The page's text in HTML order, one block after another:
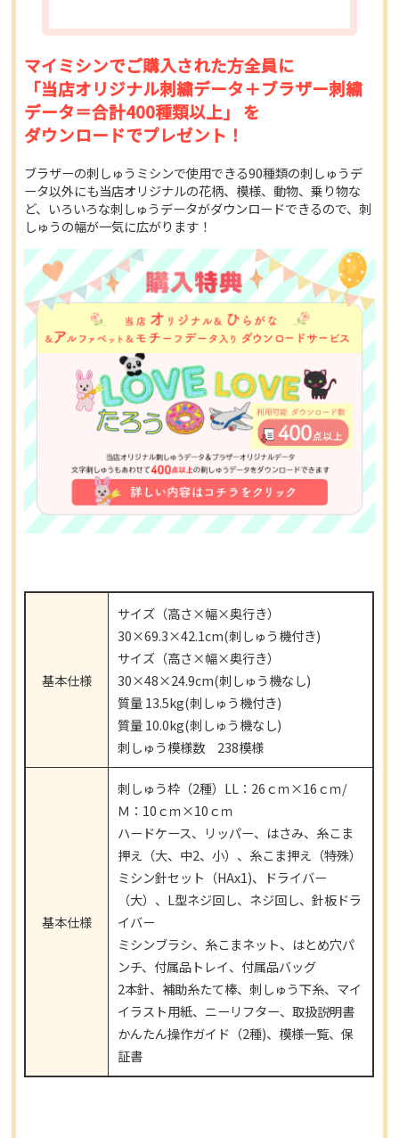
マイミシンでご購入された方全員に
「当店オリジナル刺繍データ＋ブラザー刺繍
データ＝合計400種類以上」 を
ダウンロードでプレゼント！
ブラザーの刺しゅうミシンで使用できる90種類の刺しゅうデ
ータ以外にも当店オリジナルの花柄、模様、動物、乗り物な
ど、いろいろな刺しゅうデータがダウンロードできるので、刺
しゅうの幅が一気に広がります！
基本仕様
サイズ（高さ×幅×奥行き）
30×69.3×42.1cm(刺しゅう機付き)
サイズ（高さ×幅×奥行き）
30×48×24.9cm(刺しゅう機なし)
質量 13.5kg(刺しゅう機付き)
質量 10.0kg(刺しゅう機なし)
刺しゅう模様数 238模様
基本仕様
刺しゅう枠（2種）LL：26ｃｍ×16ｃｍ/
Ｍ：10ｃｍ×10ｃｍ
ハードケース、リッパー、はさみ、糸こま
押え（大、中2、小）、糸こま押え（特殊）
ミシン針セット（HAx1)、ドライバー
（大）、L型ネジ回し、ネジ回し、針板ドラ
イバー
ミシンブラシ、糸こまネット、はとめ穴パ
ンチ、付属品トレイ、付属品バッグ
2本針、補助糸たて棒、刺しゅう下糸、マイ
イラスト用紙、ニーリフター、取扱説明書
かんたん操作ガイド（2種)、模様一覧、保
証書